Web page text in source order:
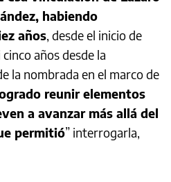
habiendo
años, desde el inicio de
años desde la
la nombrada en el marco de
reunir elementos
a avanzar más allá del
permitió” interrogarla,